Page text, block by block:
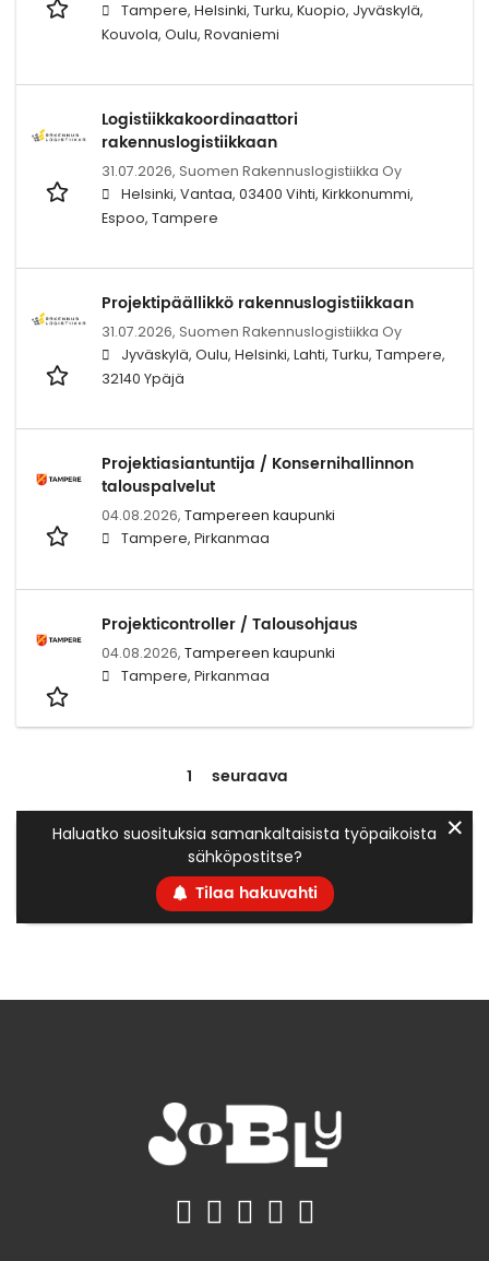
Tampere, Helsinki, Turku, Kuopio, Jyväskylä,
Kouvola, Oulu, Rovaniemi
Logistiikkakoordinaattori
rakennuslogistiikkaan
31.07.2026, Suomen Rakennuslogistiikka Oy
Helsinki, Vantaa, 03400 Vihti, Kirkkonummi,
Espoo, Tampere
Projektipäällikkö rakennuslogistiikkaan
31.07.2026, Suomen Rakennuslogistiikka Oy
Jyväskylä, Oulu, Helsinki, Lahti, Turku, Tampere,
32140 Ypäjä
Projektiasiantuntija / Konsernihallinnon
talouspalvelut
04.08.2026, Tampereen kaupunki
Tampere, Pirkanmaa
Projekticontroller / Talousohjaus
04.08.2026, Tampereen kaupunki
Tampere, Pirkanmaa
1 seuraava
Haluatko suosituksia samankaltaisista työpaikoista
sähköpostitse?
Tilaa hakuvahti
✕